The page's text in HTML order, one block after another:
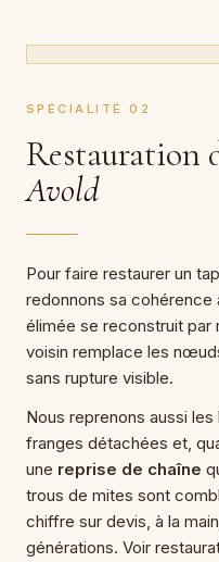
SPÉCIALITÉ 02
Restauration
Avold
Pour faire restaurer un
redonnons sa cohérence
élimée se reconstruit par
voisin remplace les
sans rupture visible.
Nous reprenons aussi
franges détachées et,
une reprise de chaîne
trous de mites sont
chiffre sur devis, à la
générations. Voir